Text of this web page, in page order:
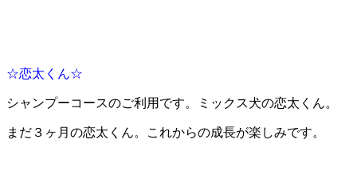
☆恋太くん☆
シャンプーコースのご利用です。ミックス犬の恋太くん。
まだ３ヶ月の恋太くん。これからの成長が楽しみです。